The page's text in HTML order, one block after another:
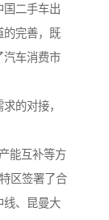
国二手车出
的完善，既
汽车消费市
的对接，
能互补等方
区签署了合
线、昆曼大